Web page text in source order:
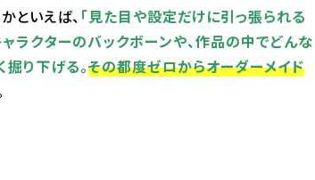
といえば、 「見た目や設定だけに引っ張られる
ラクターのバックボーンや、作品の中でどんな
り下げる。その都度ゼロからオーダーメイド